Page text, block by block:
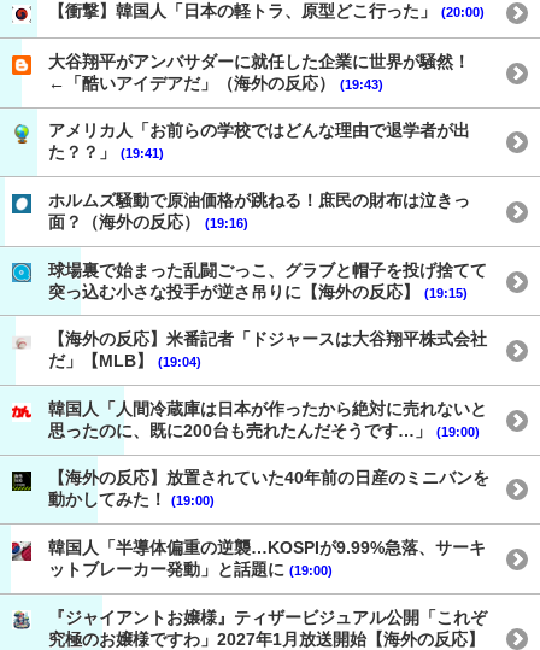
【衝撃】韓国人「日本の軽トラ、原型どこ行った」 (20:00)
大谷翔平がアンバサダーに就任した企業に世界が騒然！
←「酷いアイデアだ」（海外の反応）
(19:43)
アメリカ人「お前らの学校ではどんな理由で退学者が出
た？？」
(19:41)
ホルムズ騒動で原油価格が跳ねる！庶民の財布は泣きっ
面？（海外の反応）
(19:16)
球場裏で始まった乱闘ごっこ、グラブと帽子を投げ捨てて
突っ込む小さな投手が逆さ吊りに【海外の反応】
(19:15)
【海外の反応】米番記者「ドジャースは大谷翔平株式会社
だ」【MLB】
(19:04)
韓国人「人間冷蔵庫は日本が作ったから絶対に売れないと
思ったのに、既に200台も売れたんだそうです…」
(19:00)
【海外の反応】放置されていた40年前の日産のミニバンを
動かしてみた！
(19:00)
韓国人「半導体偏重の逆襲…KOSPIが9.99%急落、サーキ
ットブレーカー発動」と話題に (19:00)
『ジャイアントお嬢様』ティザービジュアル公開「これぞ
究極のお嬢様ですわ」2027年1月放送開始【海外の反応】